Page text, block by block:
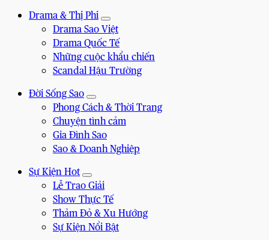
Drama & Thị Phi
Drama Sao Việt
Drama Quốc Tế
Những cuộc khẩu chiến
Scandal Hậu Trường
Đời Sống Sao
Phong Cách & Thời Trang
Chuyện tình cảm
Gia Đình Sao
Sao & Doanh Nghiệp
Sự Kiện Hot
Lễ Trao Giải
Show Thực Tế
Thảm Đỏ & Xu Hướng
Sự Kiện Nổi Bật